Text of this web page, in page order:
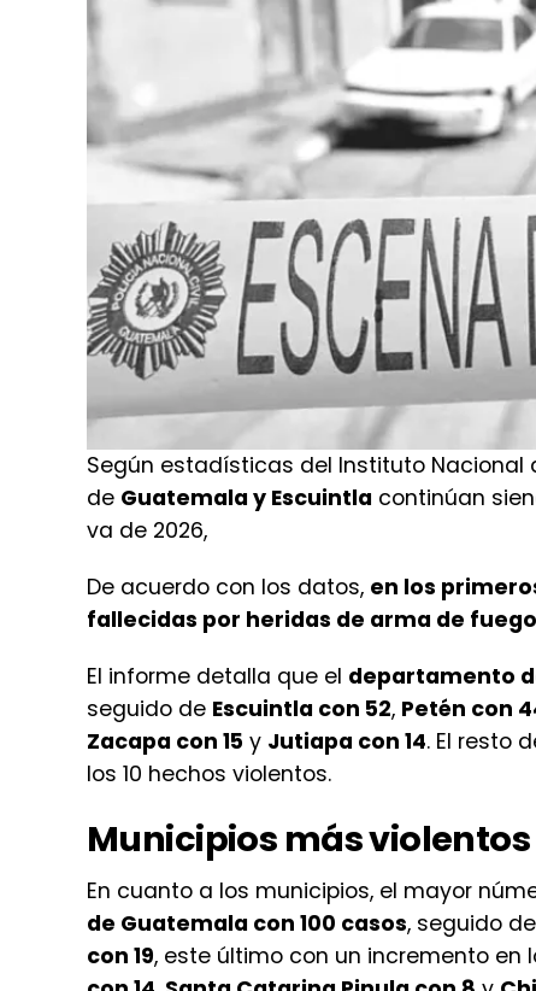
Según estadísticas del Instituto Nacional
deGuatemala y Escuintlacontinúan
De acuerdo con los datos,en los
fallecidas por heridas de arma de fuego
seguido deEscuintla con 52, Petén con 44
Zacapa con 15yJutiapa con 14. El resto
los 10 hechos violentos.
Municipios más violentos